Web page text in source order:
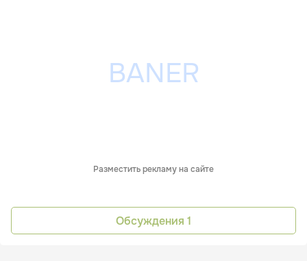
Разместить рекламу на сайте
Обсуждения 1